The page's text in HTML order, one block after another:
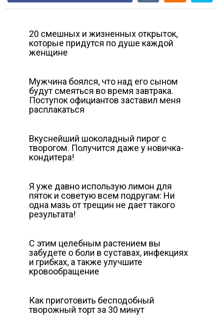
20 смешных и жизненных открыток,
которые придутся по душе каждой
женщине
Мужчина боялся, что над его сыном
будут смеяться во время завтрака.
Поступок официантов заставил меня
расплакаться
Вкуснейший шоколадный пирог с
творогом. Получится даже у новичка-
кондитера!
Я уже давно использую лимон для
пяток и советую всем подругам: Ни
одна мазь от трещин не дает такого
результата!
С этим целебным растением вы
забудете о боли в суставах, инфекциях
и грибках, а также улучшите
кровообращение
Как приготовить бесподобный
творожный торт за 30 минут